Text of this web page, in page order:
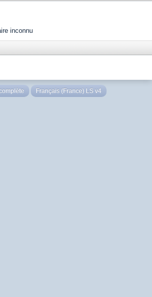
inconnu
Français (France) LS v4